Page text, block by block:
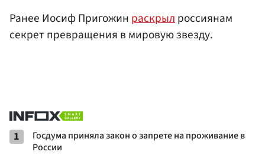
Ранее Иосиф Пригожин раскрылроссиянам
секрет превращения в мировую звезду.
1
Госдума приняла закон о запрете на проживание в
России